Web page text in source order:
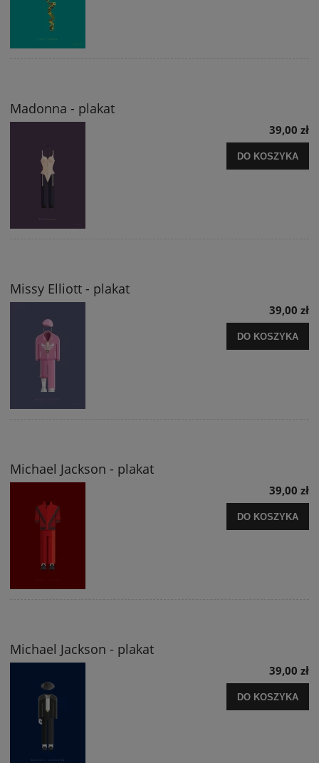
Madonna - plakat
39,00 zł
DO KOSZYKA
Missy Elliott - plakat
39,00 zł
DO KOSZYKA
Michael Jackson - plakat
39,00 zł
DO KOSZYKA
Michael Jackson - plakat
39,00 zł
DO KOSZYKA